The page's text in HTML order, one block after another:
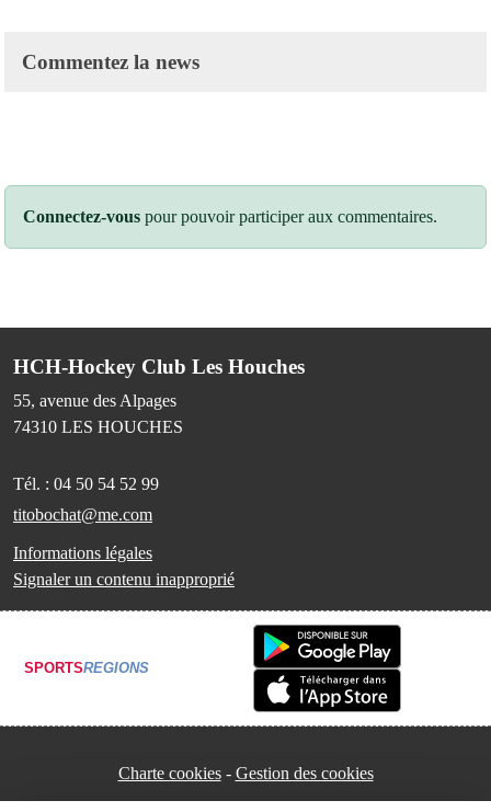
Commentez la news
Connectez-vous pour pouvoir participer aux commentaires.
HCH-Hockey Club Les Houches
55, avenue des Alpages
74310 LES HOUCHES
Tél. : 04 50 54 52 99
titobochat@me.com
Informations légales
Signaler un contenu inapproprié
SPORTSREGIONS
Charte cookies Gestion des cookies